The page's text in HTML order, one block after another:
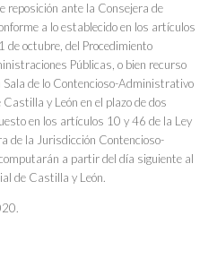
reposición ante la Consejera de
a lo establecido en los artículos
octubre, del Procedimiento
Públicas, o bien recurso
de lo Contencioso-Administrativo
y León en el plazo de dos
en los artículos 10 y 46 de la Ley
de la Jurisdicción Contencioso-
a partir del día siguiente al
de Castilla y León.